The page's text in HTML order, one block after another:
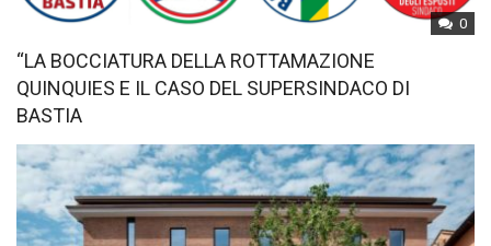
0
“LA BOCCIATURA DELLA ROTTAMAZIONE
QUINQUIES E IL CASO DEL SUPERSINDACO DI
BASTIA